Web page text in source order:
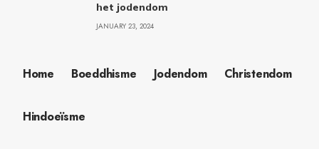
het jodendom
JANUARY 23, 2024
Home Boeddhisme Jodendom Christendom
Hindoeïsme